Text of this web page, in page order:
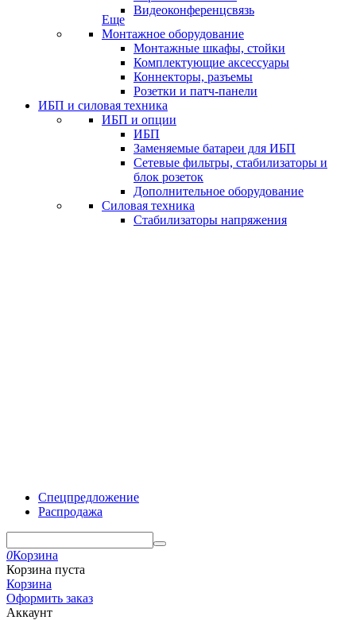
Видеоконференцсвязь
Еще
Монтажное оборудование
Монтажные шкафы, стойки
Комплектующие аксессуары
Коннекторы, разъемы
Розетки и патч-панели
ИБП и силовая техника
ИБП и опции
ИБП
Заменяемые батареи для ИБП
Сетевые фильтры, стабилизаторы и
блок розеток
Дополнительное оборудование
Силовая техника
Стабилизаторы напряжения
Спецпредложение
Распродажа
0Корзина
Корзина пуста
Корзина
Оформить заказ
Аккаунт